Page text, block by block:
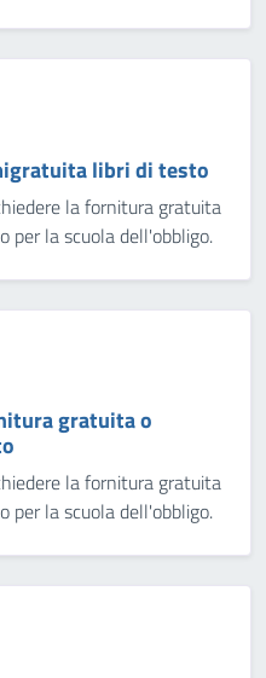
libri di testo
la fornitura gratuita
per la scuola dell'obbligo.
gratuita o
la fornitura gratuita
per la scuola dell'obbligo.